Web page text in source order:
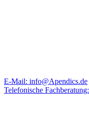
E-Mail: info@Apendics.de
Telefonische Fachberatung: